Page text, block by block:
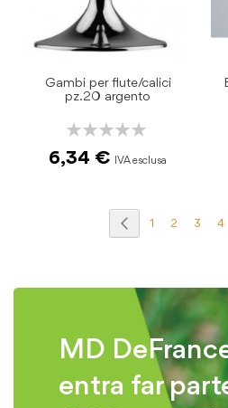
Gambi per flute/calici
pz.20 argento
Rating:
6,34 €
Pagina
Precedente
Pagina
1 Pagina
2 Pagina
3 4
MD
entra far